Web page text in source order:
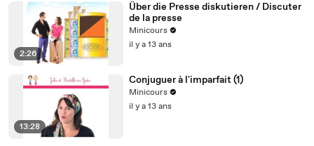
2:26
Über die Presse diskutieren / Discuter
de la presse
Minicours
il y a 13 ans
13:28
Conjuguer à l'imparfait (1)
Minicours
il y a 13 ans